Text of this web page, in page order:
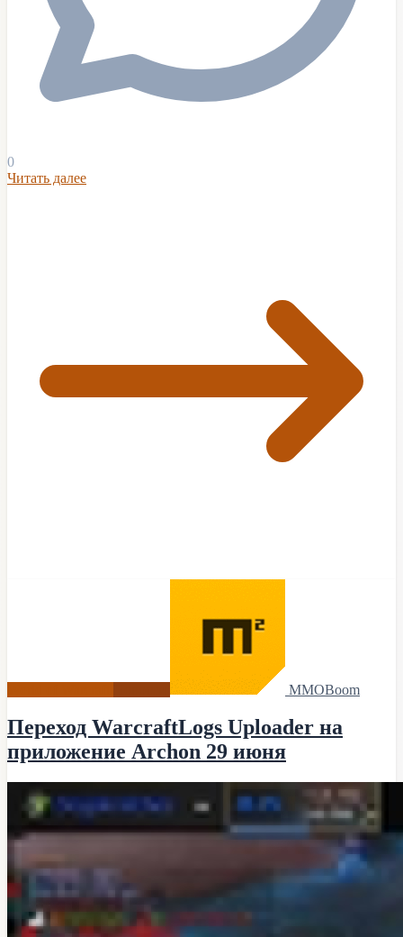
0
Читать далее
MMOBoom
Переход WarcraftLogs Uploader на
приложение Archon 29 июня